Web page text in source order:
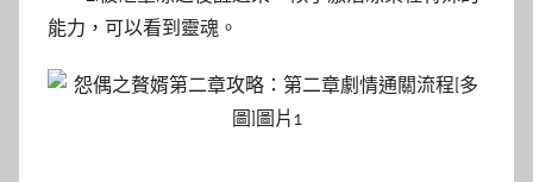
能力，可以看到靈魂。